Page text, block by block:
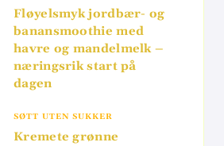
Fløyelsmyk jordbær- og
banansmoothie med
havre og mandelmelk –
næringsrik start på
dagen
SØTT UTEN SUKKER
Kremete grønne